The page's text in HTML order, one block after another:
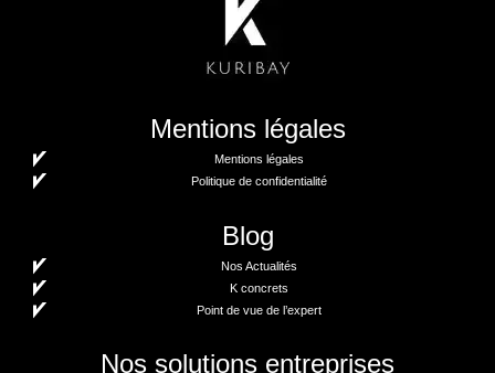
Mentions légales
Mentions légales
Politique de confidentialité
Blog
Nos Actualités
K concrets
Point de vue de l’expert
Nos solutions entreprises